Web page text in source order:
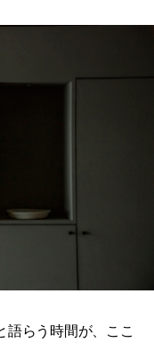
語らう時間が、ここ